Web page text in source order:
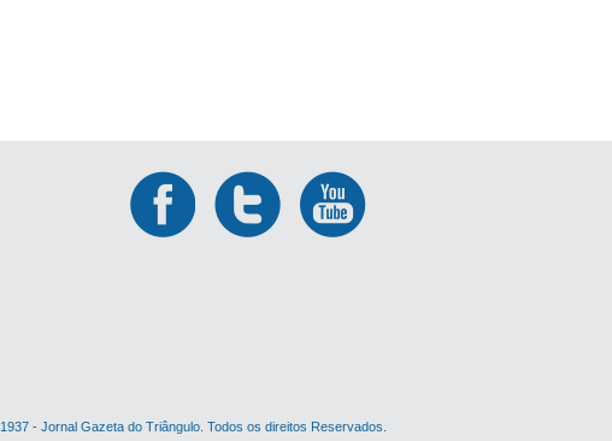
1937 - Jornal Gazeta do Triângulo. Todos os direitos Reservados.